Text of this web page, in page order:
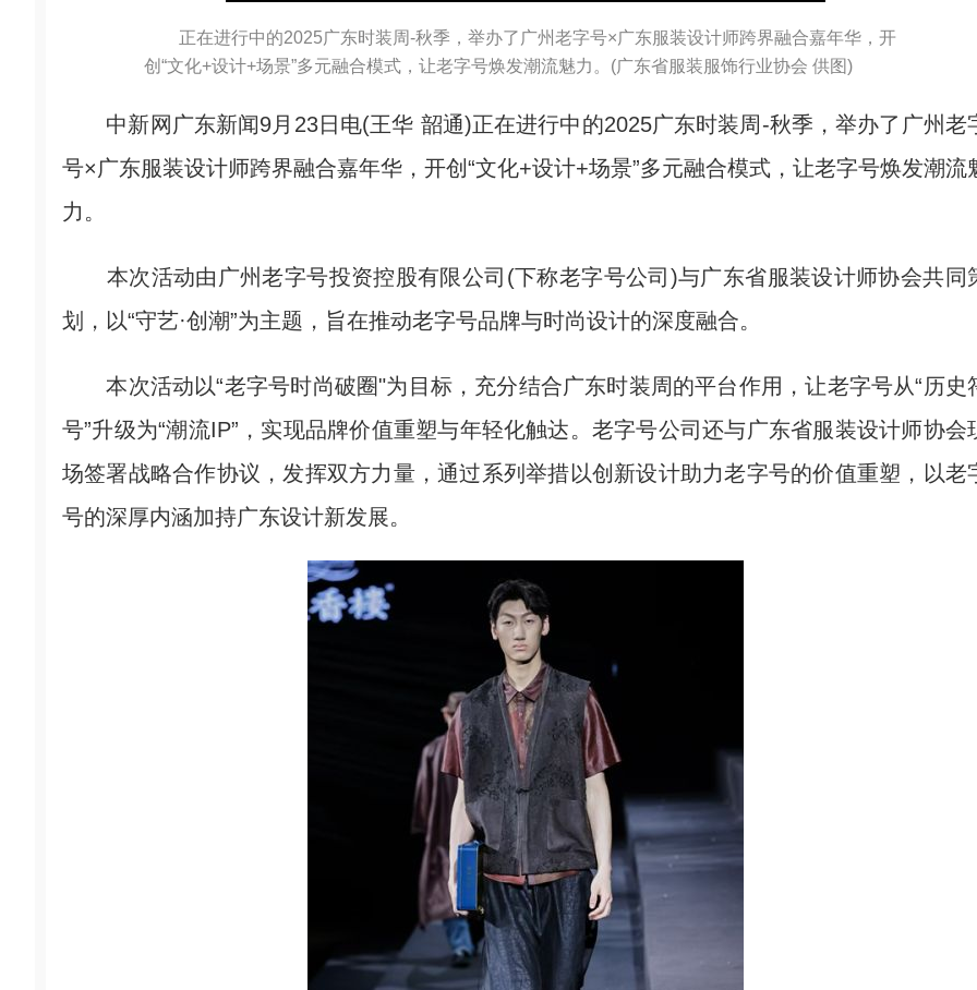
正在进行中的2025广东时装周-秋季，举办了广州老字号×广东服装设计师跨界融合嘉年华，开
创“文化+设计+场景”多元融合模式，让老字号焕发潮流魅力。(广东省服装服饰行业协会 供图)
中新网广东新闻9月23日电(王华 韶通)正在进行中的2025广东时装周-秋季，举办了广州老
号×广东服装设计师跨界融合嘉年华，开创“文化+设计+场景”多元融合模式，让老字号焕发潮流
力。
本次活动由广州老字号投资控股有限公司(下称老字号公司)与广东省服装设计师协会共同
划，以“守艺·创潮”为主题，旨在推动老字号品牌与时尚设计的深度融合。
本次活动以“老字号时尚破圈"为目标，充分结合广东时装周的平台作用，让老字号从“历史
号”升级为“潮流IP”，实现品牌价值重塑与年轻化触达。老字号公司还与广东省服装设计师协会
场签署战略合作协议，发挥双方力量，通过系列举措以创新设计助力老字号的价值重塑，以老
号的深厚内涵加持广东设计新发展。